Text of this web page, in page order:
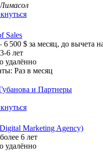
Sales
6 500 $ за месяц, до вычета
6 лет
удалённо
Раз в месяц
и Партнеры
Marketing Agency)
6 лет
удалённо